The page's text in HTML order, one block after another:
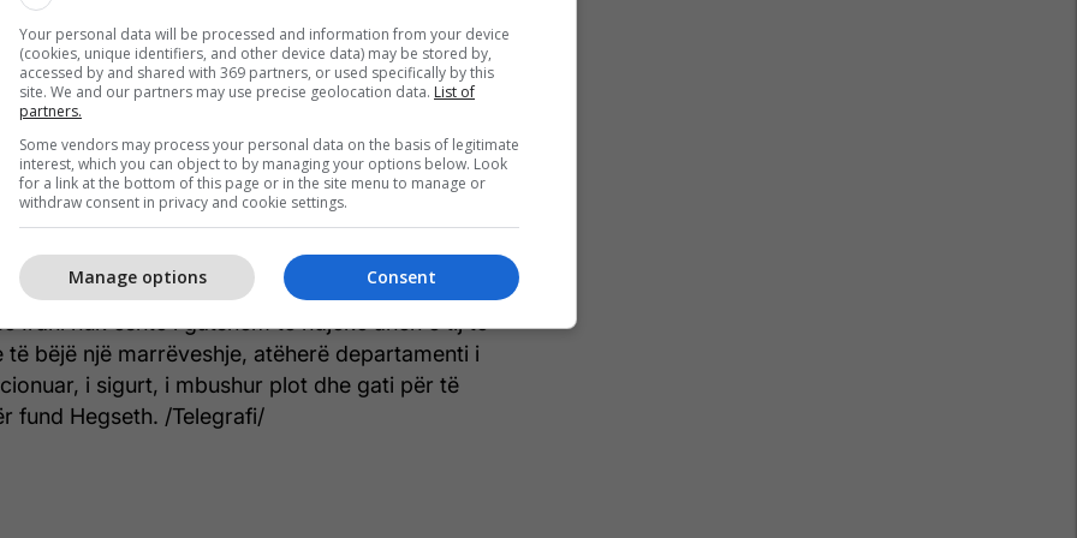
tjetër nëse administrata Trump do të
Kongresi për ndonjë operacion të mëtejshëm
thotë se "me armëpushimin, ora ndalet".
ky do të ishte vendimi i presidentit", tha ai.
dhe më shumë aftësi sesa kishim ne në
rinisur operacione të mëdha luftarake nëse është
Irani nuk është i gatshëm të ndjekë anën e tij të
të bëjë një marrëveshje, atëherë departamenti i
i sigurt, i mbushur plot dhe gati për të
fund Hegseth. /Telegrafi/
Your personal data will be processed and information from your device
(cookies, unique identifiers, and other device data) may be stored by,
accessed by and shared with 369 partners, or used specifically by this
site. We and our partners may use precise geolocation data. List of
partners.
Some vendors may process your personal data on the basis of legitimate
interest, which you can object to by managing your options below. Look
for a link at the bottom of this page or in the site menu to manage or
withdraw consent in privacy and cookie settings.
Consent
Manage options